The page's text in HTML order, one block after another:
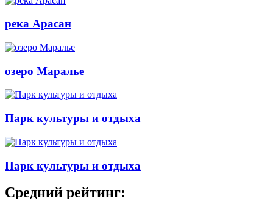
река Арасан
озеро Маралье
Парк культуры и отдыха
Парк культуры и отдыха
Средний рейтинг: